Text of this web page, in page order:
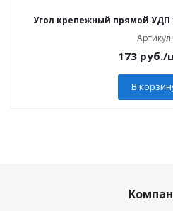
Угол крепежный прямой УДП
173 руб./
В